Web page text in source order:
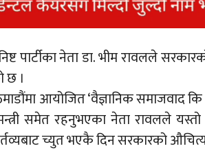
पार्टीका नेता डा. भीम रावलले
छ ।
आयोजित ‘वैज्ञानिक समाजवाद
समेत रहनुभएका नेता रावलले
च्युत भएकै दिन सरकारको